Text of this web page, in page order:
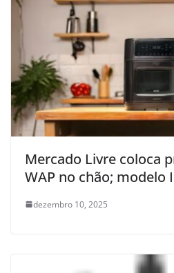
Mercado Livre coloca
WAP no chão; modelo
dezembro 10, 2025